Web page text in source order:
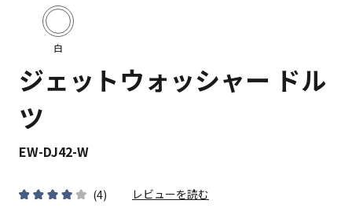
白
ジェットウォッシャー ドル
ツ
EW-DJ42-W
(4) レビューを読む